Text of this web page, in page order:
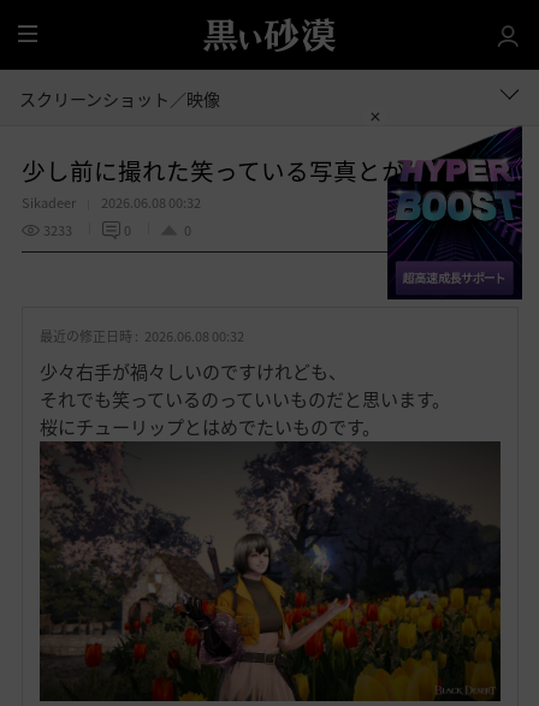
全
体
スクリーンショット／映像
少し前に撮れた笑っている写真とか
Sikadeer
2026.06.08 00:32
3233
0 0
お 共有する
最近の修正日時 : 2026.06.08 00:32
少々右手が禍々しいのですけれども、
それでも笑っているのっていいものだと思います。
桜にチューリップとはめでたいものです。